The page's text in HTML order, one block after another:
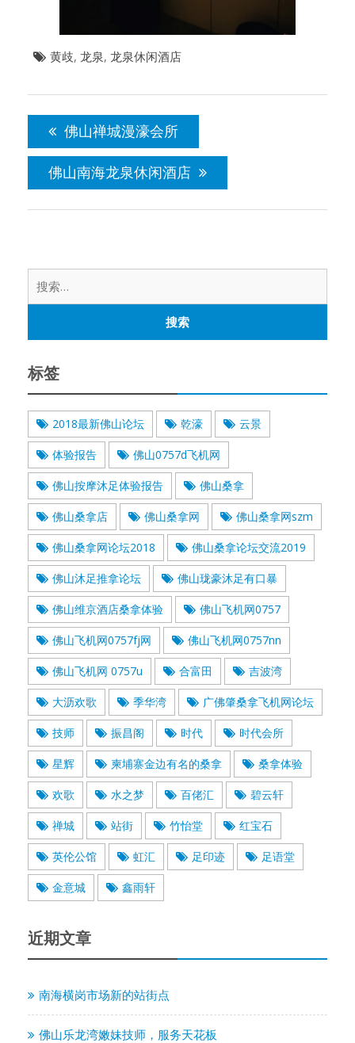
黄歧, 龙泉, 龙泉休闲酒店
导
航
佛山禅城漫濠会所
佛山南海龙泉休闲酒店
标签
2018最新佛山论坛 乾濠 云景
体验报告 佛山0757d飞机网
佛山按摩沐足体验报告 佛山桑拿
佛山桑拿店 佛山桑拿网 佛山桑拿网szm
佛山桑拿网论坛2018 佛山桑拿论坛交流2019
佛山沐足推拿论坛 佛山珑豪沐足有口暴
佛山维京酒店桑拿体验 佛山飞机网0757
佛山飞机网0757fj网 佛山飞机网0757nn
佛山飞机网 0757u 合富田 吉波湾
大沥欢歌 季华湾 广佛肇桑拿飞机网论坛
技师 振昌阁 时代 时代会所
星辉 柬埔寨金边有名的桑拿 桑拿体验
欢歌 水之梦 百佬汇 碧云轩
禅城 站街 竹怡堂 红宝石
英伦公馆 虹汇 足印迹 足语堂
金意城 鑫雨轩
近期文章
南海横岗市场新的站街点
佛山乐龙湾嫩妹技师，服务天花板